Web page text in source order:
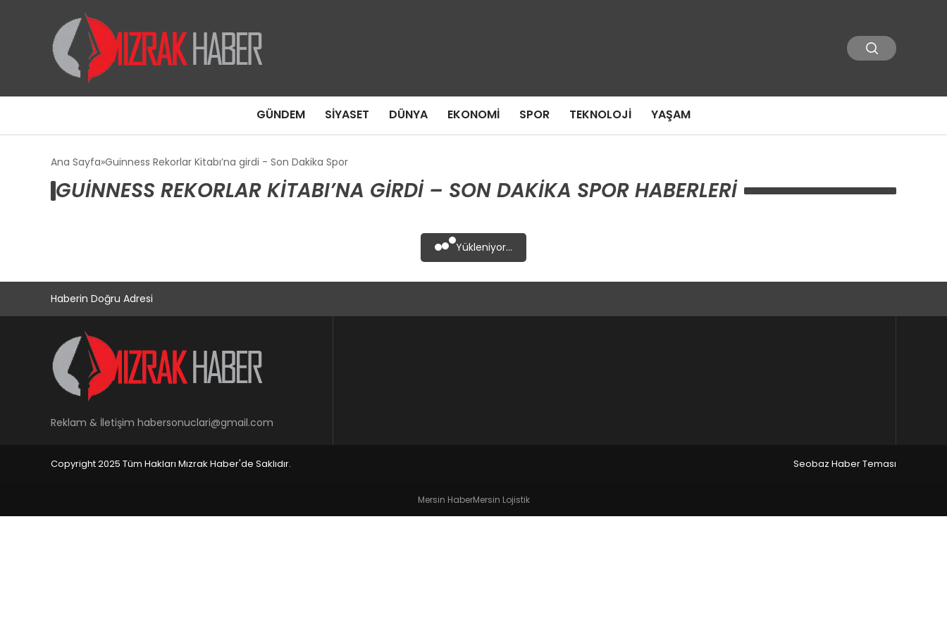
GÜNDEM SIYASET DÜNYA EKONOMI SPOR TEKNOLOJI YAŞAM
Ana Sayfa Guinness Rekorlar Kitabı’na girdi - Son Dakika Spor
GUINNESS REKORLAR KITABI’NA GIRDI – SON DAKIKA SPOR HABERLERI
Yükleniyor...
Haberin Doğru Adresi
Reklam & İletişim habersonuclari@gmail.com
Copyright 2025 Tüm Hakları Mızrak Haber'de Saklıdır. Seobaz Haber Teması
Mersin HaberMersin Lojistik